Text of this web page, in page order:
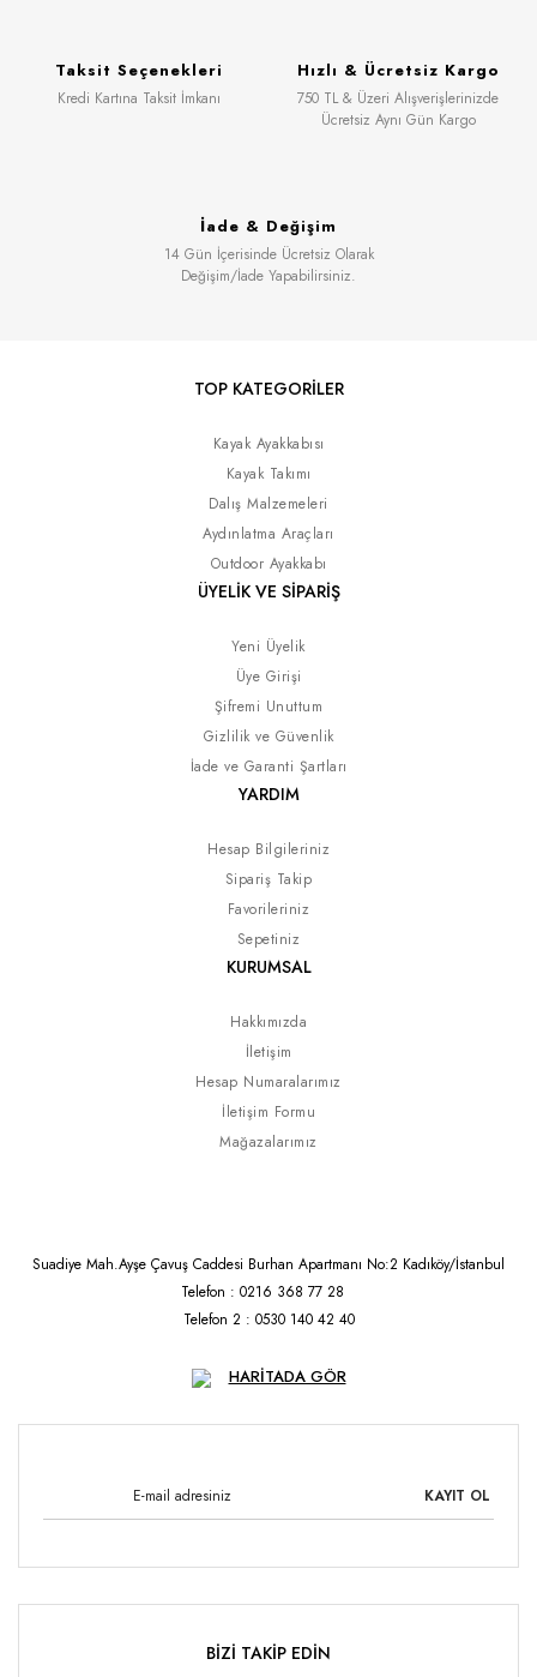
Taksit Seçenekleri
Kredi Kartına Taksit İmkanı
Hızlı & Ücretsiz Kargo
750 TL & Üzeri Alışverişlerinizde
Ücretsiz Aynı Gün Kargo
İade & Değişim
14 Gün İçerisinde Ücretsiz Olarak
Değişim/İade Yapabilirsiniz.
TOP KATEGORİLER
Kayak Ayakkabısı
Kayak Takımı
Dalış Malzemeleri
Aydınlatma Araçları
Outdoor Ayakkabı
ÜYELİK VE SİPARİŞ
Yeni Üyelik
Üye Girişi
Şifremi Unuttum
Gizlilik ve Güvenlik
İade ve Garanti Şartları
YARDIM
Hesap Bilgileriniz
Sipariş Takip
Favorileriniz
Sepetiniz
KURUMSAL
Hakkımızda
İletişim
Hesap Numaralarımız
İletişim Formu
Mağazalarımız
Suadiye Mah.Ayşe Çavuş Caddesi Burhan Apartmanı No:2 Kadıköy/İstanbul
Telefon : 0216 368 77 28
Telefon 2 : 0530 140 42 40
HARİTADA GÖR
KAYIT OL
BİZİ TAKİP EDİN